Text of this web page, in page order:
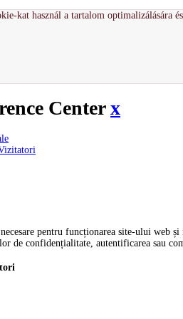
kat használ a tartalom optimalizálására
Centerx
pentru funcționarea site-ului web
de confidențialitate, autentificarea sau